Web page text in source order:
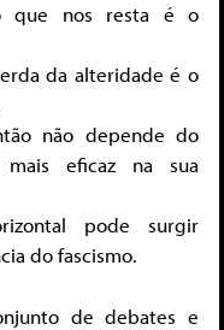
que nos resta é o
da alteridade é o
não depende do
eficaz na sua
pode surgir
do fascismo.
de debates e